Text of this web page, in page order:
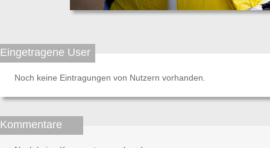
Eingetragene User
Noch keine Eintragungen von Nutzern vorhanden.
Kommentare